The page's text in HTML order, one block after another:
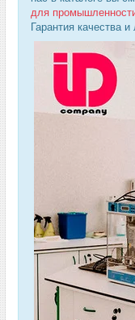
для
Гарантия качества